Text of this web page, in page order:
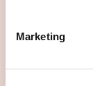
Marketing